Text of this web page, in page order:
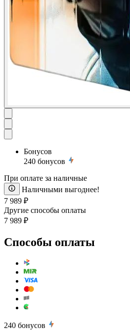
Бонусов
240 бонусов
При оплате за наличные
Наличными выгоднее!
7 989 ₽
Другие способы оплаты
7 989 ₽
Способы оплаты
240 бонусов